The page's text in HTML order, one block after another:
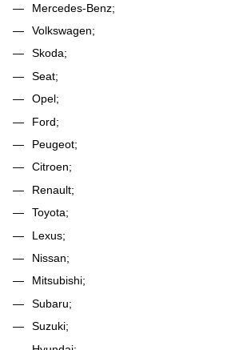
Mercedes-Benz;
Volkswagen;
Skoda;
Seat;
Opel;
Ford;
Peugeot;
Citroen;
Renault;
Toyota;
Lexus;
Nissan;
Mitsubishi;
Subaru;
Suzuki;